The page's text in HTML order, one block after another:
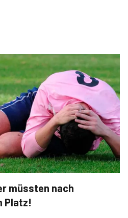
müssten nach
Platz!